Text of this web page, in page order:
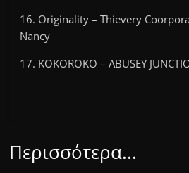
16. Originality – Thievery
Nancy
17. KOKOROKO – ABUSEY
Περισσότερα...